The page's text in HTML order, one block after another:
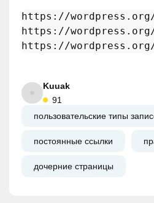
https: //
https: //
https: //
Kuuak
91
пользовательские типы
постоянные ссылки
дочерние страницы